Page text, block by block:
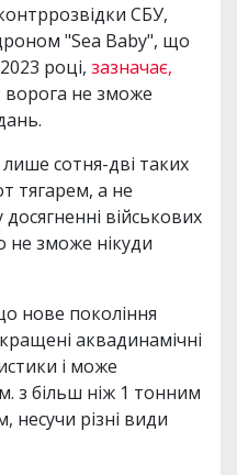
СБУ,
"Sea Baby", що
році, зазначає,
не зможе
сотня-дві таких
тягарем, а не
військових
не зможе нікуди
нове покоління
аквадинамічні
і може
з більш ніж 1 тонним
різні види